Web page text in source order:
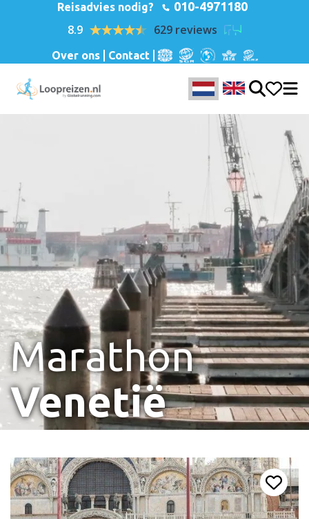
Reisadvies nodig? 010-4971180
8.9 629 reviews
Over ons Contact
Marathon
Venetië